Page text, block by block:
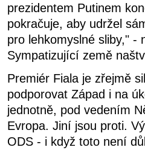
prezidentem Putinem
pokračuje, aby udržel
pro lehkomyslné sliby," -
Sympatizující země
Premiér Fiala je zřejmě
podporovat Západ i na
jednotně, pod vedením
Evropa. Jiní jsou proti.
ODS - i když toto není